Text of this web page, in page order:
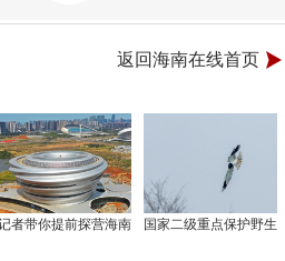
返回海南在线首页
者带你提前探营海南 国家二级重点保护野生